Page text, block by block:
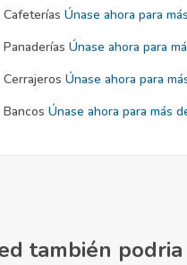
Cafeterías Únase ahora para
Panaderías Únase ahora para
Cerrajeros Únase ahora para
Bancos Únase ahora para más
también